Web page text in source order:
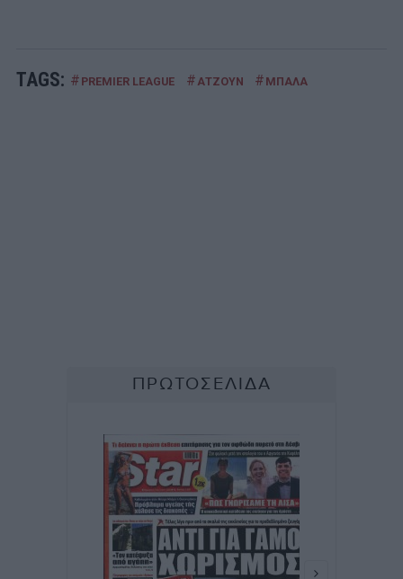
TAGS: # PREMIER LEAGUE # ΑΤΖΟΥΝ # ΜΠΑΛΑ